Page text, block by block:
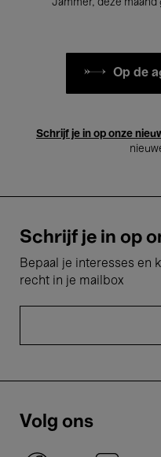
Jammer, deze
Op de
Schrijf je in op onze
Schrijf je in op
Bepaal je interesses en
recht in je mailbox
Volg ons